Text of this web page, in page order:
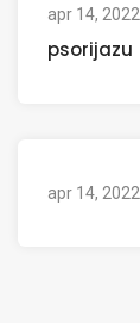
apr 14, 2022
psorijazu
apr 14, 2022